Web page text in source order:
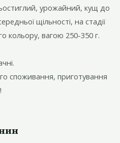
урожайний, кущ до
щільності, на стадії
кольору, вагою 250-350 г.
споживання, приготування